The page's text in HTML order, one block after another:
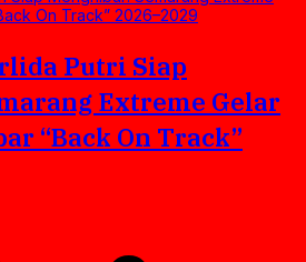
Putri Siap
Extreme Gelar
“Back On Track”